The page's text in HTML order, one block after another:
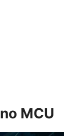
MCU